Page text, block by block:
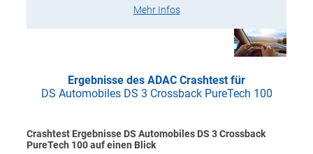
Mehr Infos
Ergebnisse des ADAC Crashtest für
DS Automobiles DS 3 Crossback PureTech 100
Crashtest Ergebnisse DS Automobiles DS 3 Crossback
PureTech 100 auf einen Blick